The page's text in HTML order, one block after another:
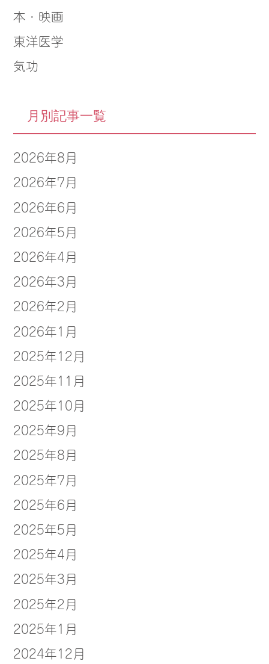
本・映画
東洋医学
気功
月別記事一覧
2026年8月
2026年7月
2026年6月
2026年5月
2026年4月
2026年3月
2026年2月
2026年1月
2025年12月
2025年11月
2025年10月
2025年9月
2025年8月
2025年7月
2025年6月
2025年5月
2025年4月
2025年3月
2025年2月
2025年1月
2024年12月